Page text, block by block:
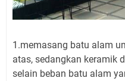
1.memasang batu alam
atas, sedangkan keramik
selain beban batu alam